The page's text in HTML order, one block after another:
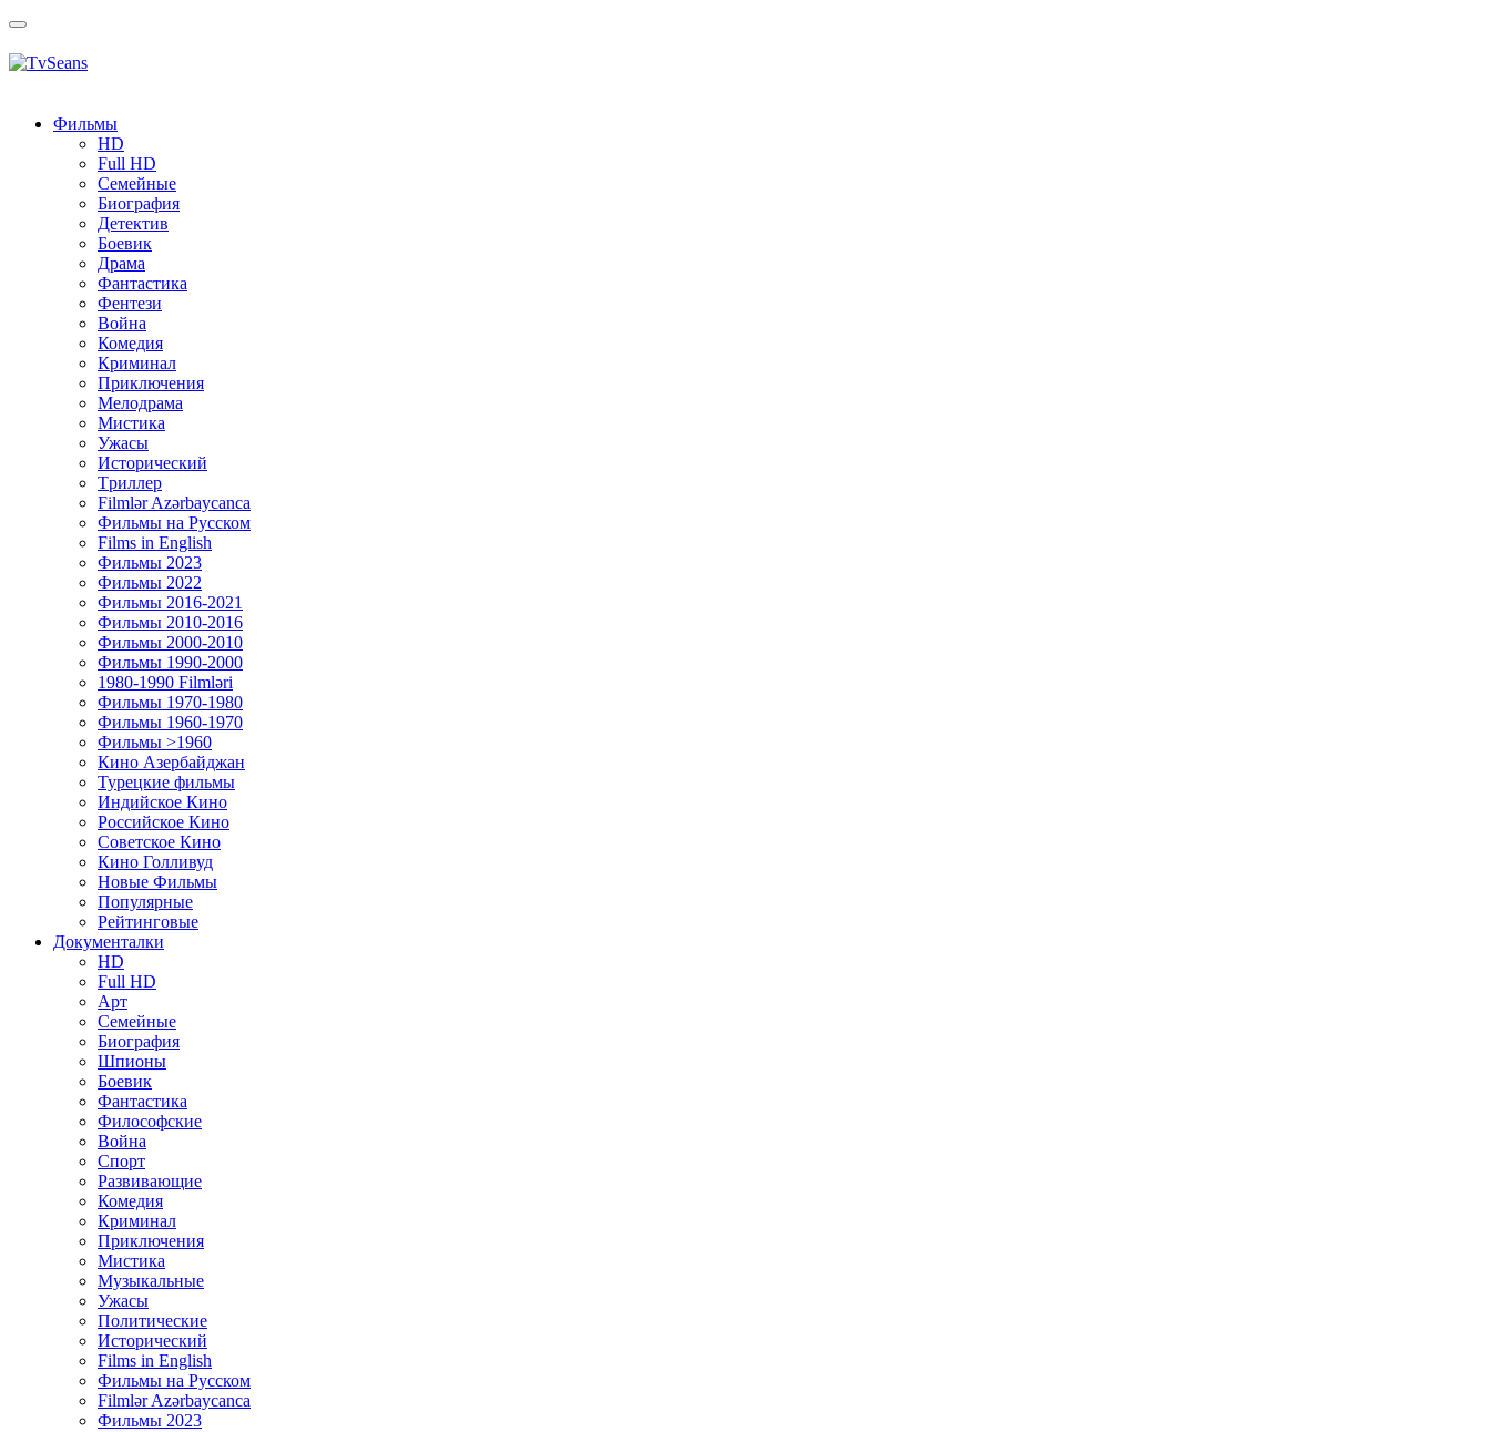
Toggle
Фильмы
HD
Full HD
Семейные
Биография
Детектив
Боевик
Драма
Фантастика
Фентези
Война
Комедия
Криминал
Приключения
Мелодрама
Мистика
Ужасы
Исторический
Tриллер
Filmlər Azərbaycanca
Фильмы на Русском
Films in English
Фильмы 2023
Фильмы 2022
Фильмы 2016-2021
Фильмы 2010-2016
Фильмы 2000-2010
Фильмы 1990-2000
1980-1990 Filmləri
Фильмы 1970-1980
Фильмы 1960-1970
Фильмы >1960
Кино Азербайджан
Турецкие фильмы
Индийское Кино
Российское Кино
Советское Кино
Кино Голливуд
Новые Фильмы
Популярные
Рейтинговые
Документалки
HD
Full HD
Арт
Семейные
Биография
Шпионы
Боевик
Фантастика
Философские
Война
Спорт
Развивающие
Комедия
Криминал
Приключения
Мистика
Музыкальные
Ужасы
Политические
Исторический
Films in English
Фильмы на Русском
Filmlər Azərbaycanca
Фильмы 2023